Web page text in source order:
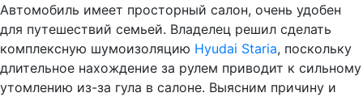
Автомобиль имеет просторный салон, очень удобен
для путешествий семьей. Владелец решил сделать
комплексную шумоизоляцию Hyudai Staria, поскольку
длительное нахождение за рулем приводит к сильному
утомлению из-за гула в салоне. Выясним причину и